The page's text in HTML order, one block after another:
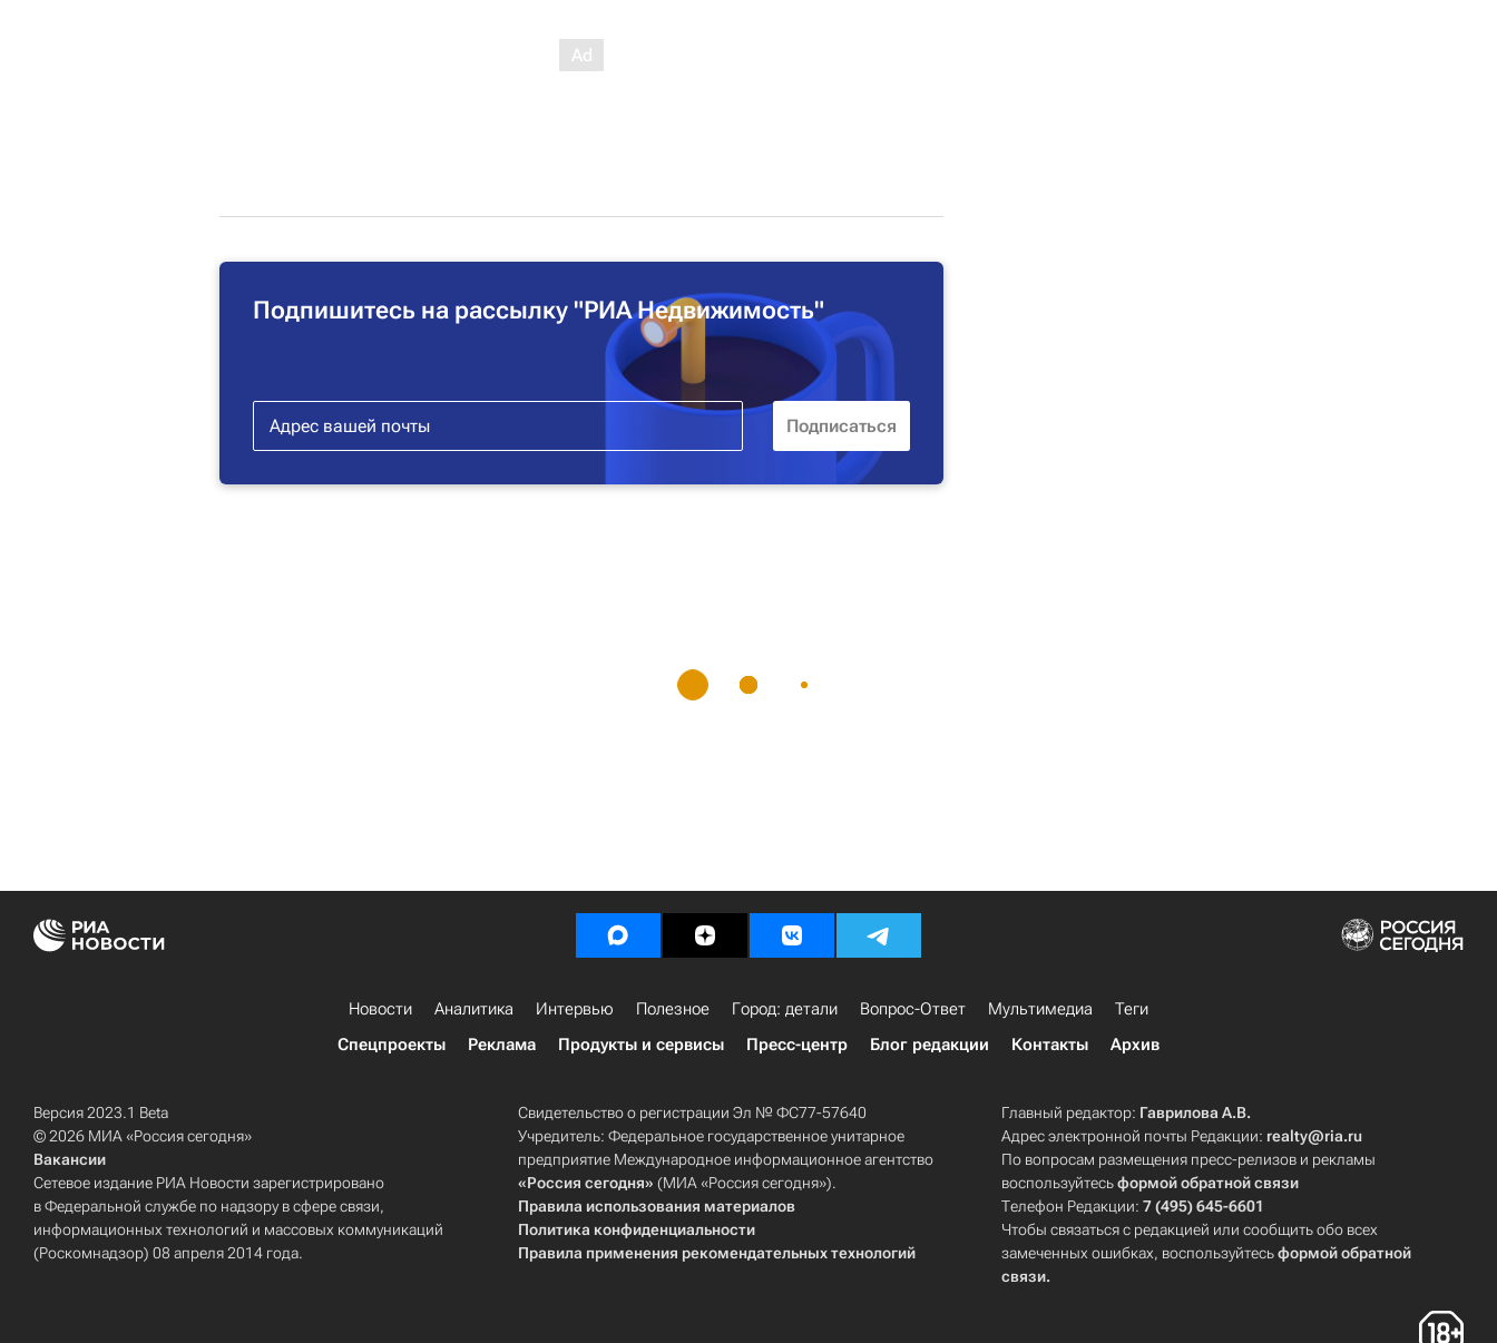
Подпишитесь на рассылку "РИА Недвижимость"
Новости Аналитика Интервью Полезное Город: детали Вопрос-Ответ Мультимедиа
Теги
Спецпроекты
Реклама Продукты и сервисы Пресс-центр Блог редакции Контакты Архив
Версия 2023.1 Beta
© 2026 МИА «Россия сегодня»
Вакансии
Сетевое издание РИА Новости зарегистрировано
в Федеральной службе по надзору в сфере связи,
информационных технологий и массовых коммуникаций
(Роскомнадзор) 08 апреля 2014 года.
Свидетельство о регистрации Эл № ФС77-57640
Учредитель: Федеральное государственное унитарное
предприятие Международное информационное агентство
«Россия сегодня» (МИА «Россия сегодня»).
Правила использования материалов
Политика конфиденциальности
Правила применения рекомендательных технологий
Главный редактор: Гаврилова А.В.
Адрес электронной почты Редакции: realty@ria.ru
По вопросам размещения пресс-релизов и рекламы
воспользуйтесьформой обратной связи
Телефон Редакции:7 (495) 645-6601
Чтобы связаться с редакцией или сообщить обо всех
замеченных ошибках, воспользуйтесьформой обратной
связи.